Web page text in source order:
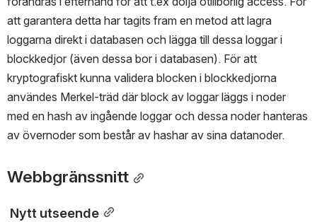
att garantera detta har tagits fram en metod att lagra
loggarna direkt i databasen och lägga till dessa loggar i
blockkedjor (även dessa bor i databasen). För att
kryptografiskt kunna validera blocken i blockkedjorna
användes Merkel-träd där block av loggar läggs i noder
med en hash av ingående loggar och dessa noder hanteras
av övernoder som består av hashar av sina datanoder.
Webbgränssnitt
Nytt utseende